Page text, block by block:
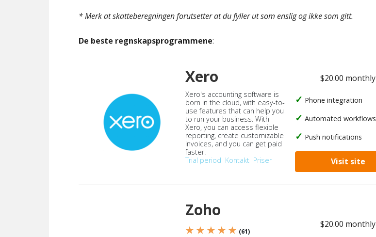
* Merk at skatteberegningen forutsetter at du fyller ut som enslig og ikke som gitt.
De beste regnskapsprogrammene:
Xero
Xero's accounting software is
born in the cloud, with easy-to-
use features that can help you
to run your business. With
Xero, you can access flexible
reporting, create customizable
invoices, and you can get paid
faster.
Trial period Kontakt Priser
$20.00 monthly
Phone integration
Automated workflows
Push notifications
Visit site
Zoho
★ ★ ★ ★ ★ (61)
$20.00 monthly